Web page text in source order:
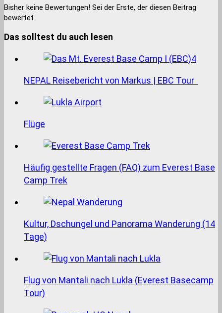
Bisher keine Bewertungen! Sei der Erste, der diesen Beitrag
bewertet.
Das solltest du auch lesen
NEPAL Reisebericht von Markus | EBC Tour
Flüge
Häufig gestellte Fragen (FAQ) zum Everest Base
Camp Trek
Kultur, Dschungel und Panorama Wanderung (14
Tage)
Flug von Mantali nach Lukla (Everest Basecamp
Tour)